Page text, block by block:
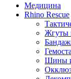
Медицина
Rhino Rescue
Жгуты
Шины